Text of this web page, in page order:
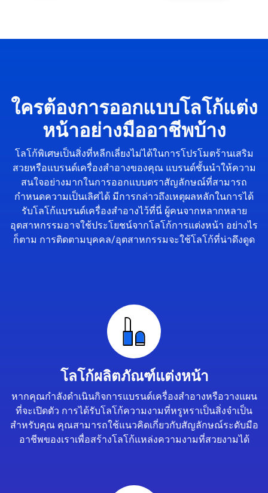
ใครต้องการออกแบบโลโก้แต่ง
หน้าอย่างมืออาชีพบ้าง
โลโก้พิเศษเป็นสิ่งที่หลีกเลี่ยงไม่ได้ในการโปรโมตร้านเสริม
สวยหรือแบรนด์เครื่องสำอางของคุณ แบรนด์ชั้นนำให้ความ
สนใจอย่างมากในการออกแบบตราสัญลักษณ์ที่สามารถ
กำหนดความเป็นเลิศได้ มีการกล่าวถึงเหตุผลหลักในการได้
รับโลโก้แบรนด์เครื่องสำอางไว้ที่นี่ ผู้คนจากหลากหลาย
อุตสาหกรรมอาจใช้ประโยชน์จากโลโก้การแต่งหน้า อย่างไร
ก็ตาม การติดตามบุคคล/อุตสาหกรรมจะใช้โลโก้ที่น่าดึงดูด
โลโก้ผลิตภัณฑ์แต่งหน้า
หากคุณกำลังดำเนินกิจการแบรนด์เครื่องสำอางหรือวางแผน
ที่จะเปิดตัว การได้รับโลโก้ความงามที่หรูหราเป็นสิ่งจำเป็น
สำหรับคุณ คุณสามารถใช้แนวคิดเกี่ยวกับสัญลักษณ์ระดับมือ
อาชีพของเราเพื่อสร้างโลโก้แหล่งความงามที่สวยงามได้